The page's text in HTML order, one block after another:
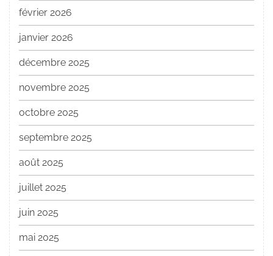
février 2026
janvier 2026
décembre 2025
novembre 2025
octobre 2025
septembre 2025
août 2025
juillet 2025
juin 2025
mai 2025